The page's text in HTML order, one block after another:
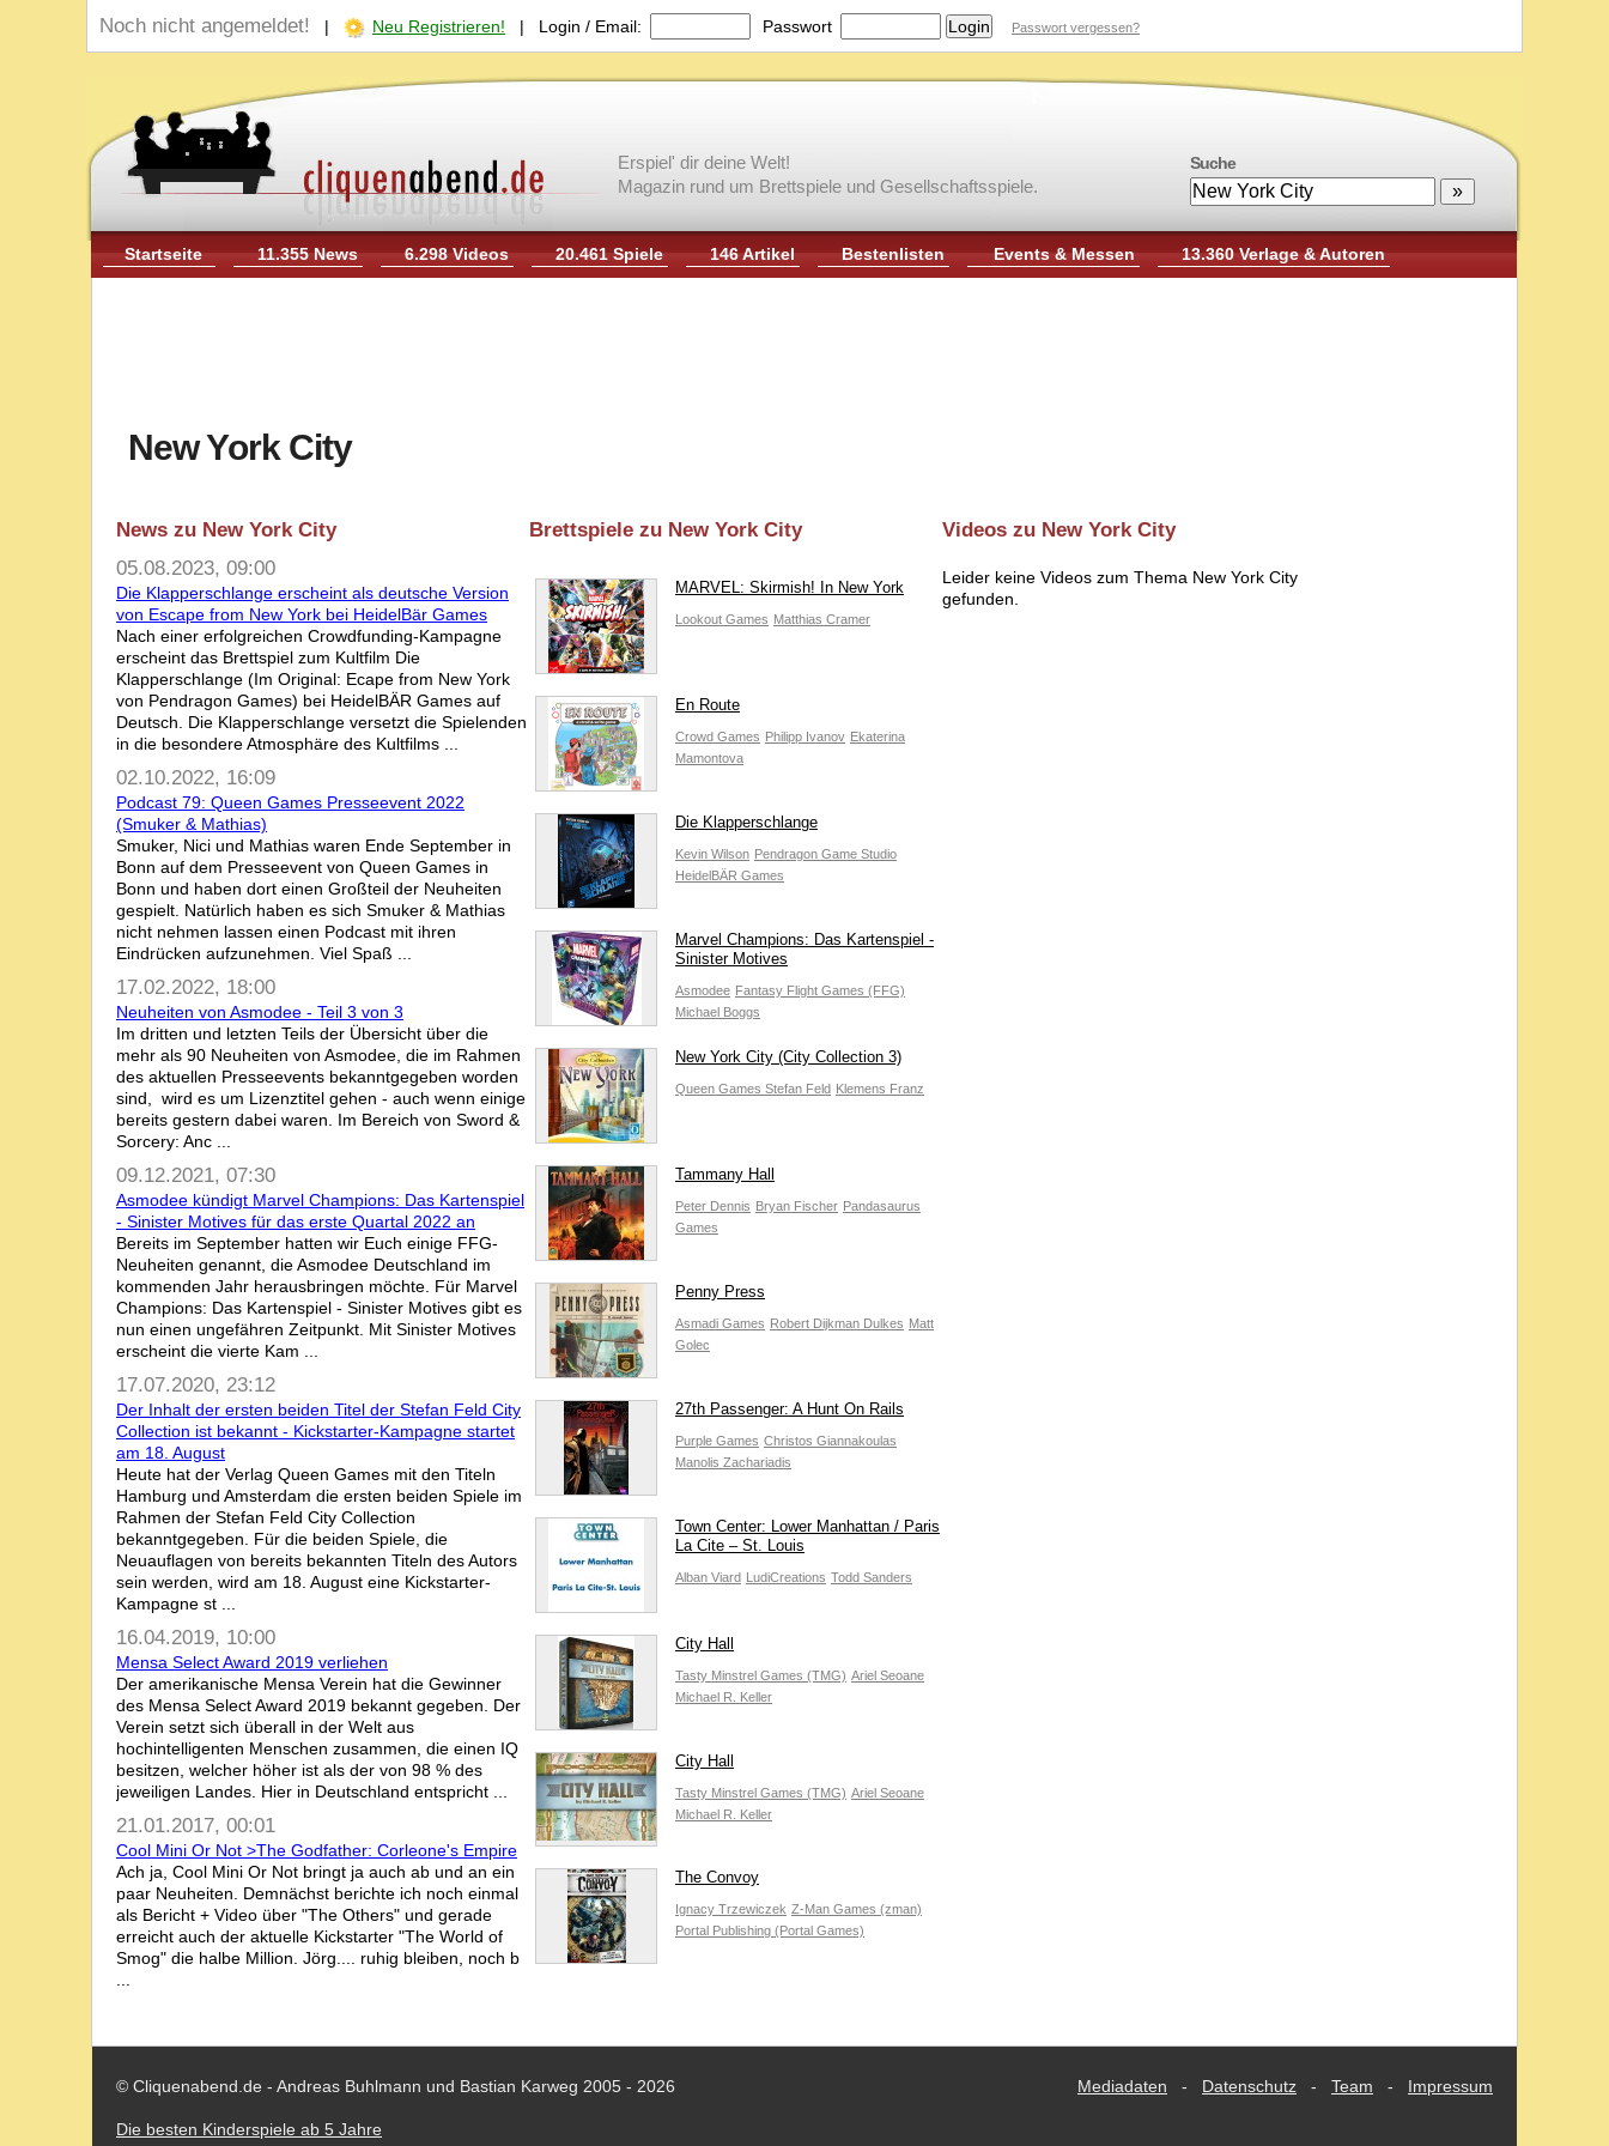
Noch nicht angemeldet! | Neu Registrieren! | Login / Email: Passwort Passwort vergessen?
Suche
Erspiel' dir deine Welt!
Magazin rund um Brettspiele und Gesellschaftsspiele.
Startseite 11.355 News 6.298 Videos 20.461 Spiele 146 Artikel Bestenlisten Events & Messen 13.360 Verlage & Autoren
New York City
News zu New York City
05.08.2023, 09:00
Die Klapperschlange erscheint als deutsche Version
von Escape from New York bei HeidelBär Games
Nach einer erfolgreichen Crowdfunding-Kampagne
erscheint das Brettspiel zum Kultfilm Die
Klapperschlange (Im Original: Ecape from New York
von Pendragon Games) bei HeidelBÄR Games auf
Deutsch. Die Klapperschlange versetzt die Spielenden
in die besondere Atmosphäre des Kultfilms ...
02.10.2022, 16:09
Podcast 79: Queen Games Presseevent 2022
(Smuker & Mathias)
Smuker, Nici und Mathias waren Ende September in
Bonn auf dem Presseevent von Queen Games in
Bonn und haben dort einen Großteil der Neuheiten
gespielt. Natürlich haben es sich Smuker & Mathias
nicht nehmen lassen einen Podcast mit ihren
Eindrücken aufzunehmen. Viel Spaß ...
17.02.2022, 18:00
Neuheiten von Asmodee - Teil 3 von 3
Im dritten und letzten Teils der Übersicht über die
mehr als 90 Neuheiten von Asmodee, die im Rahmen
des aktuellen Presseevents bekanntgegeben worden
sind, wird es um Lizenztitel gehen - auch wenn einige
bereits gestern dabei waren. Im Bereich von Sword &
Sorcery: Anc ...
09.12.2021, 07:30
Asmodee kündigt Marvel Champions: Das Kartenspiel
- Sinister Motives für das erste Quartal 2022 an
Bereits im September hatten wir Euch einige FFG-
Neuheiten genannt, die Asmodee Deutschland im
kommenden Jahr herausbringen möchte. Für Marvel
Champions: Das Kartenspiel - Sinister Motives gibt es
nun einen ungefähren Zeitpunkt. Mit Sinister Motives
erscheint die vierte Kam ...
17.07.2020, 23:12
Der Inhalt der ersten beiden Titel der Stefan Feld City
Collection ist bekannt - Kickstarter-Kampagne startet
am 18. August
Heute hat der Verlag Queen Games mit den Titeln
Hamburg und Amsterdam die ersten beiden Spiele im
Rahmen der Stefan Feld City Collection
bekanntgegeben. Für die beiden Spiele, die
Neuauflagen von bereits bekannten Titeln des Autors
sein werden, wird am 18. August eine Kickstarter-
Kampagne st ...
16.04.2019, 10:00
Mensa Select Award 2019 verliehen
Der amerikanische Mensa Verein hat die Gewinner
des Mensa Select Award 2019 bekannt gegeben. Der
Verein setzt sich überall in der Welt aus
hochintelligenten Menschen zusammen, die einen IQ
besitzen, welcher höher ist als der von 98 % des
jeweiligen Landes. Hier in Deutschland entspricht ...
21.01.2017, 00:01
Cool Mini Or Not >The Godfather: Corleone's Empire
Ach ja, Cool Mini Or Not bringt ja auch ab und an ein
paar Neuheiten. Demnächst berichte ich noch einmal
als Bericht + Video über "The Others" und gerade
erreicht auch der aktuelle Kickstarter "The World of
Smog" die halbe Million. Jörg.... ruhig bleiben, noch b
Brettspiele zu New York City
MARVEL: Skirmish! In New York
Lookout Games Matthias Cramer
En Route
Crowd Games Philipp Ivanov Ekaterina
Mamontova
Die Klapperschlange
Kevin Wilson Pendragon Game Studio
HeidelBÄR Games
Marvel Champions: Das Kartenspiel -
Sinister Motives
Asmodee Fantasy Flight Games (FFG)
Michael Boggs
New York City (City Collection 3)
Queen Games Stefan Feld Klemens Franz
Tammany Hall
Peter Dennis Bryan Fischer Pandasaurus
Games
Penny Press
Asmadi Games Robert Dijkman Dulkes Matt
Golec
27th Passenger: A Hunt On Rails
Purple Games Christos Giannakoulas
Manolis Zachariadis
Town Center: Lower Manhattan / Paris
La Cite – St. Louis
Alban Viard LudiCreations Todd Sanders
City Hall
Tasty Minstrel Games (TMG) Ariel Seoane
Michael R. Keller
City Hall
Tasty Minstrel Games (TMG) Ariel Seoane
Michael R. Keller
The Convoy
Ignacy Trzewiczek Z-Man Games (zman)
Portal Publishing (Portal Games)
Videos zu New York City
Leider keine Videos zum Thema New York City
gefunden.
Mediadaten - Datenschutz - Team - Impressum
© Cliquenabend.de - Andreas Buhlmann und Bastian Karweg 2005 - 2026
Die besten Kinderspiele ab 5 Jahre